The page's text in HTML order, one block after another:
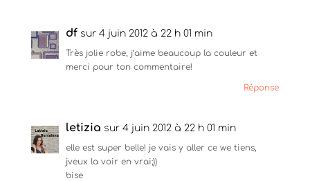
df sur 4 juin 2012 à 22 h 01 min
Très jolie robe, j’aime beaucoup la couleur et
merci pour ton commentaire!
Réponse
letizia sur 4 juin 2012 à 22 h 01 min
elle est super belle! je vais y aller ce we tiens,
jveux la voir en vrai;))
bise